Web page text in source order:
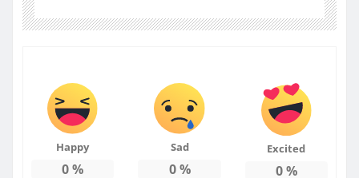
Happy
0%
Sad
0%
Excited
0%